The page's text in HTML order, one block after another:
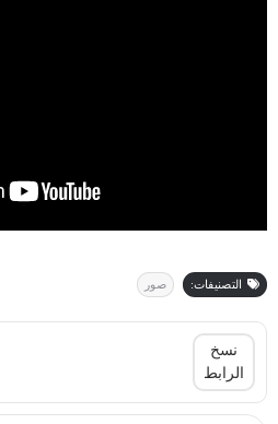
التصنيفات: صور
نسخ
الرابط